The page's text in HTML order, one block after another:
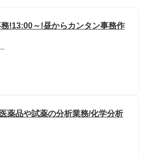
!13:00～!昼からカンタン事務作
薬品や試薬の分析業務/化学分析